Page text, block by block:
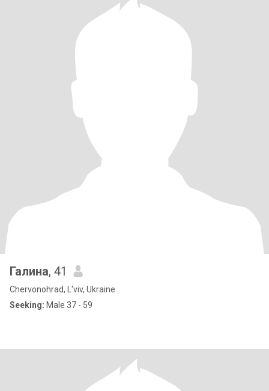
Галина, 41
Chervonohrad, L'viv, Ukraine
Seeking: Male 37 - 59